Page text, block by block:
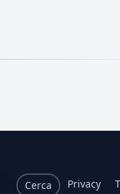
Cerca Privacy